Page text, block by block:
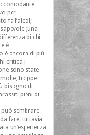
per
fa l’alcol;
(una
di chi
è
è ancora di più
critica i
sono state
troppe
bisogno di
pieni di
può sembrare
fare. tuttavia
un’esperienza